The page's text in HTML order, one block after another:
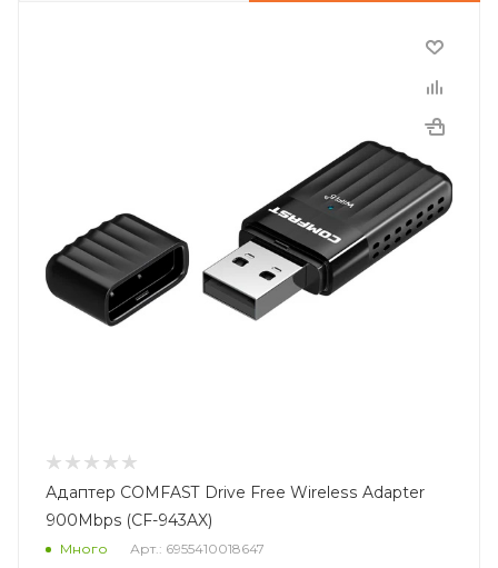
Адаптер COMFAST Drive Free Wireless Adapter
900Mbps (CF-943AX)
Много Арт.: 6955410018647